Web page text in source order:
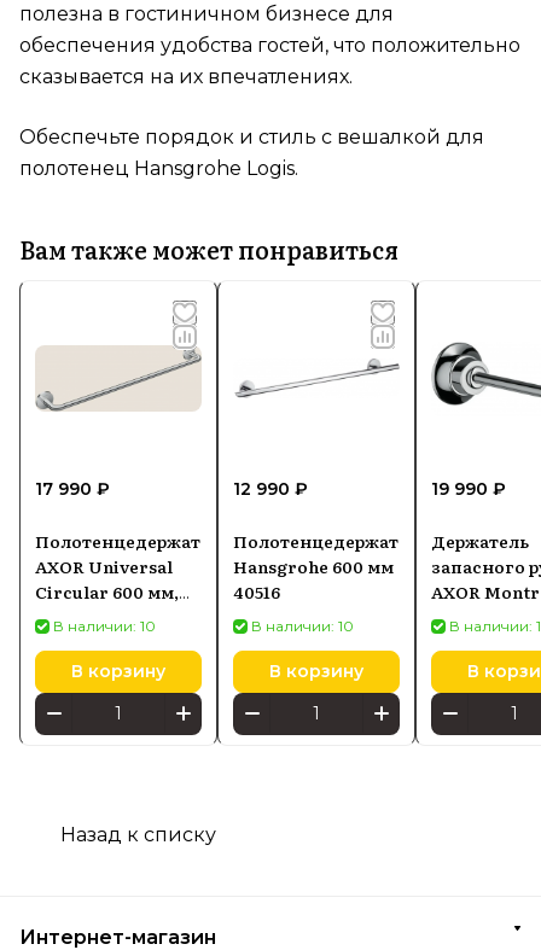
полезна в гостиничном бизнесе для
обеспечения удобства гостей, что положительно
сказывается на их впечатлениях.
Обеспечьте порядок и стиль с вешалкой для
полотенец Hansgrohe Logis.
Вам также может понравиться
17 990 ₽
Полотенцедержатель
AXOR Universal
Circular 600 мм,
хром 42860000
В наличии: 10
В корзину
12 990 ₽
Полотенцедержатель
Hansgrohe 600 мм
40516
В наличии: 10
В корзину
19 990 ₽
Держатель
запасного
AXOR
42028000
В наличии:
В
Назад к списку
Интернет-магазин